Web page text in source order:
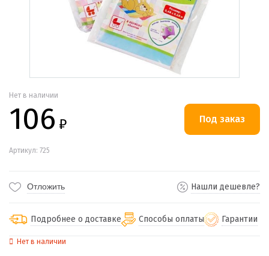
Нет в наличии
106 ₽
Артикул: 725
Отложить Нашли дешевле?
Подробнее о доставке Способы оплаты Гарантии
Нет в наличии